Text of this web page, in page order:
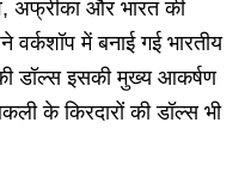
अफ्रीका और भारत की
में बनाई गई भारतीय
डॉल्स इसकी मुख्य आकर्षण
के किरदारों की डॉल्स भी